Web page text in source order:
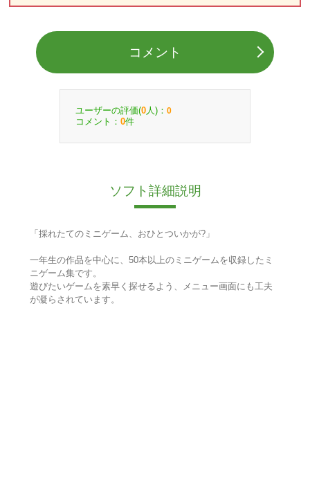
コメント
ユーザーの評価(0 人)： 0
コメント： 0件
ソフト詳細説明
「採れたてのミニゲーム、おひとついかが?」
一年生の作品を中心に、50本以上のミニゲームを収録したミ
ニゲーム集です。
遊びたいゲームを素早く探せるよう、メニュー画面にも工夫
が凝らされています。